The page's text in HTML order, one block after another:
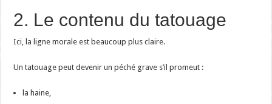
2. Le contenu du tatouage
Ici, la ligne morale est beaucoup plus claire.
Un tatouage peut devenir un péché grave s’il promeut :
la haine,